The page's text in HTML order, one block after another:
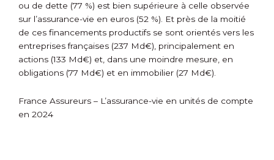
ou de dette (77 %) est bien supérieure à celle observée
sur l’assurance-vie en euros (52 %). Et près de la moitié
de ces financements productifs se sont orientés vers les
entreprises françaises (237 Md€), principalement en
actions (133 Md€) et, dans une moindre mesure, en
obligations (77 Md€) et en immobilier (27 Md€).
France Assureurs – L’assurance-vie en unités de compte
en 2024